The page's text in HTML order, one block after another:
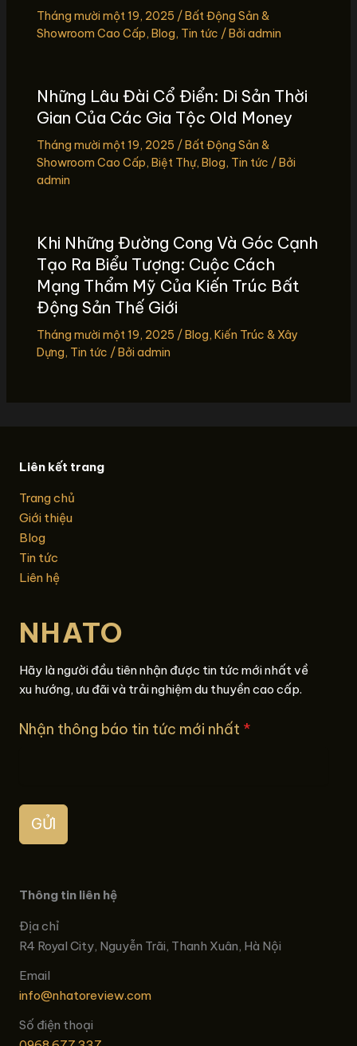
Tháng mười một 19, 2025 /Bất Động Sản &
Showroom Cao Cấp, Blog, Tin tức / Bởi admin
Những Lâu Đài Cổ Điển: Di Sản Thời
Gian Của Các Gia Tộc Old Money
Tháng mười một 19, 2025 /Bất Động Sản &
Showroom Cao Cấp, Biệt Thự, Blog, Tin tức / Bởi
admin
Khi Những Đường Cong Và Góc Cạnh
Tạo Ra Biểu Tượng: Cuộc Cách
Mạng Thẩm Mỹ Của Kiến Trúc Bất
Động Sản Thế Giới
Tháng mười một 19, 2025 /Blog, Kiến Trúc & Xây
Dựng, Tin tức / Bởi admin
Liên kết trang
Trang chủ
Giới thiệu
Blog
Tin tức
Liên hệ
NHATO
Hãy là người đầu tiên nhận được tin tức mới nhất về
xu hướng, ưu đãi và trải nghiệm du thuyền cao cấp.
Nhận thông báo tin tức mới nhất *
GỬI
Thông tin liên hệ
Địa chỉ
R4 Royal City, Nguyễn Trãi, Thanh Xuân, Hà Nội
Email
info@nhatoreview.com
Số điện thoại